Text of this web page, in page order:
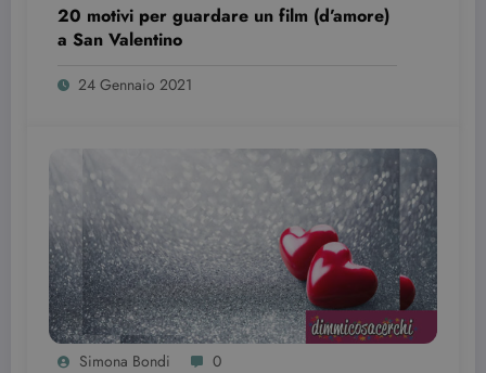
20 motivi per guardare un film (d’amore)
a San Valentino
24 Gennaio 2021
Simona Bondi 0
.youtube.com
Sessione
Questo
cookie è
impostato da
YouTube per
tenere traccia
delle
dei video
incorporati.